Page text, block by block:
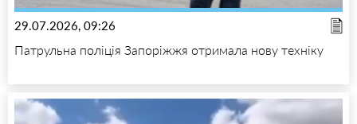
29.07.2026, 09:26
Патрульна поліція Запоріжжя отримала нову техніку